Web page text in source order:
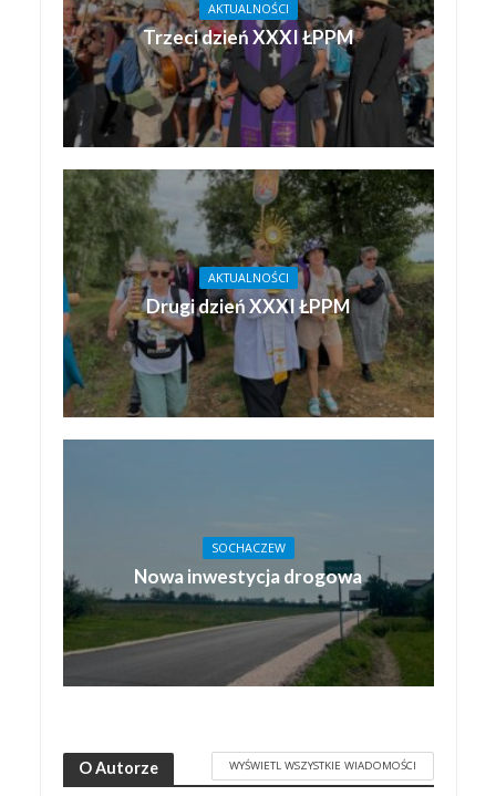
AKTUALNOŚCI
Trzeci dzień XXXI ŁPPM
AKTUALNOŚCI
Drugi dzień XXXI ŁPPM
SOCHACZEW
Nowa inwestycja drogowa
O Autorze WYŚWIETL WSZYSTKIE WIADOMOŚCI